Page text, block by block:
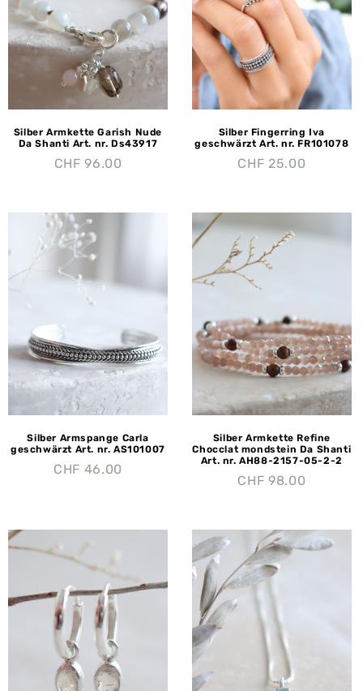
Silber Armkette Garish Nude
Da Shanti Art. nr. Ds43917
CHF 96.00
Silber Fingerring Iva
geschwärzt Art. nr. FR101078
CHF 25.00
Silber Armspange Carla
geschwärzt Art. nr. AS101007
CHF 46.00
Silber Armkette Refine
Chocclat mondstein Da Shanti
Art. nr. AH88-2157-05-2-2
CHF 98.00